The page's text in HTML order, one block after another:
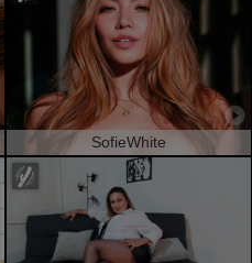
SofieWhite